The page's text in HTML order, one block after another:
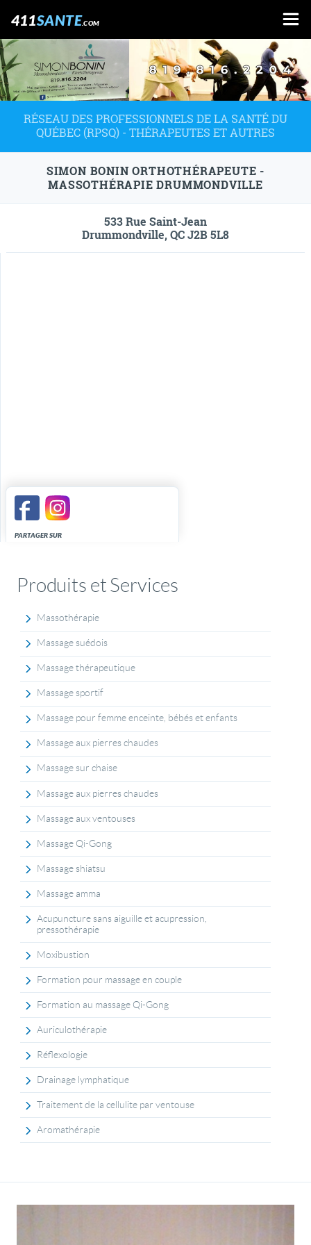
411SANTE.COM
RÉSEAU DES PROFESSIONNELS DE LA SANTÉ DU
QUÉBEC (RPSQ) - THÉRAPEUTES ET AUTRES
SIMON BONIN ORTHOTHÉRAPEUTE -
MASSOTHÉRAPIE DRUMMONDVILLE
533 Rue Saint-Jean
Drummondville, QC J2B 5L8
PARTAGER SUR
Produits et Services
Massothérapie
Massage suédois
Massage thérapeutique
Massage sportif
Massage pour femme enceinte, bébés et enfants
Massage aux pierres chaudes
Massage sur chaise
Massage aux pierres chaudes
Massage aux ventouses
Massage Qi-Gong
Massage shiatsu
Massage amma
Acupuncture sans aiguille et acupression,
pressothérapie
Moxibustion
Formation pour massage en couple
Formation au massage Qi-Gong
Auriculothérapie
Réflexologie
Drainage lymphatique
Traitement de la cellulite par ventouse
Aromathérapie